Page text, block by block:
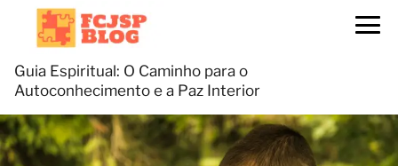
Guia Espiritual: O Caminho para o
Autoconhecimento e a Paz Interior